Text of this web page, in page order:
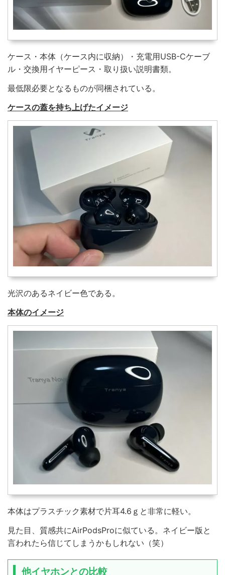
ケース・本体（ケース内に収納）・充電用USB-Cケーブ
ル・交換用イヤーピース・取り扱い説明書類。
最低限必要となるものが同梱されている。
ケースの蓋を持ち上げたイメージ
光沢のあるネイビー色である。
本体のイメージ
本体はプラスチック素材で片耳4.6ｇと非常に軽い。
見た目、質感共にAirPodsProに似ている。ネイビー版と
言われたら信じてしまうかもしれない（笑）
他イヤホンとの比較